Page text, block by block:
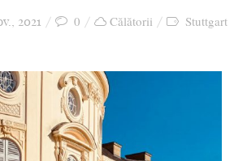
Cursuri povestite
2021 0 Călătorii
Stuttgart